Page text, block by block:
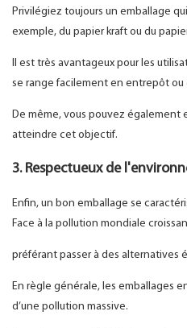
Privilégiez toujours un emballage
exemple, du papier kraft ou du
Il est très avantageux pour les
se range facilement en entrepôt ou
De même, vous pouvez également
atteindre cet objectif.
3. Respectueux de
Enfin, un bon emballage se
Face à la pollution mondiale
préférant passer à des alternatives
En règle générale, les emballages
d’une pollution massive.